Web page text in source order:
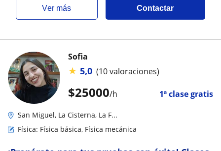
ver más Contactar
$25000/h 1ª clase gratis
Sofia
★ 5,0 (10 valoraciones)
San Miguel, La Cisterna, La F...
Física: Física básica, Física mecánica